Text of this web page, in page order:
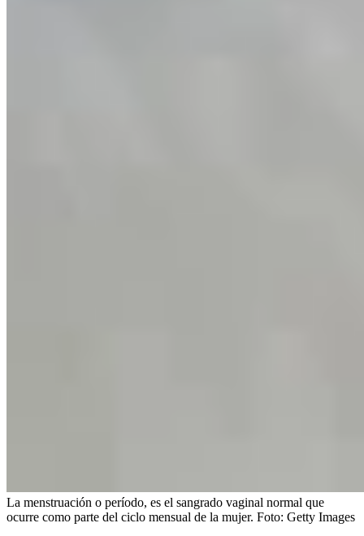
La menstruación o período, es el sangrado vaginal normal que
ocurre como parte del ciclo mensual de la mujer. Foto: Getty Images